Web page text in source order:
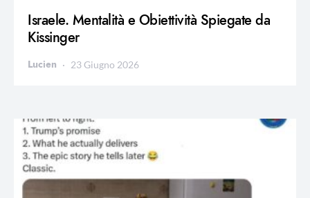
Israele. Mentalità e Obiettività Spiegate da
Kissinger
Lucien 23 Giugno 2026